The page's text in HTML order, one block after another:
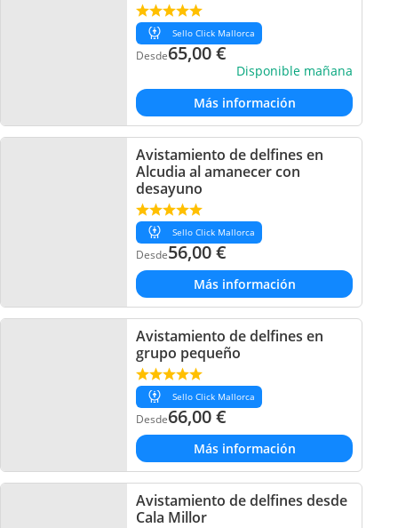
Sello Click Mallorca
Desde65,00€
Disponible mañana
Más información
Avistamiento de delfines en
Alcudia al amanecer con
desayuno
Sello Click Mallorca
Desde56,00€
Más información
Avistamiento de delfines en
grupo pequeño
Sello Click Mallorca
Desde66,00€
Más información
Avistamiento de delfines desde
Cala Millor